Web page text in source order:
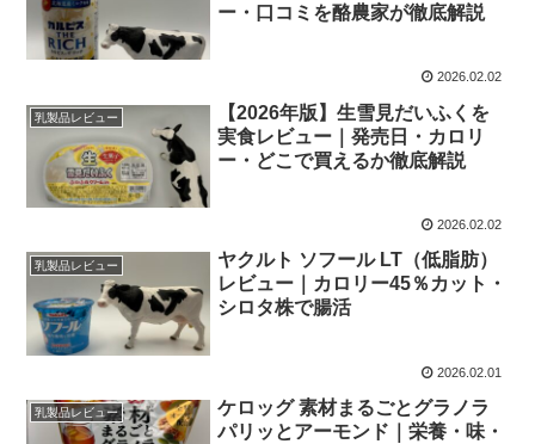
ー・口コミを酪農家が徹底解説
2026.02.02
乳製品レビュー
【2026年版】生雪見だいふくを
実食レビュー｜発売日・カロリ
ー・どこで買えるか徹底解説
2026.02.02
乳製品レビュー
ヤクルト ソフール LT（低脂肪）
レビュー｜カロリー45％カット・
シロタ株で腸活
2026.02.01
乳製品レビュー
ケロッグ 素材まるごとグラノラ
パリッとアーモンド｜栄養・味・